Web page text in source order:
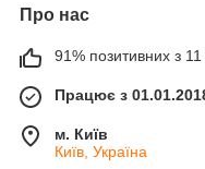
Про нас
91% позитивних з 11
Працює з
м. Київ
Київ, Україна